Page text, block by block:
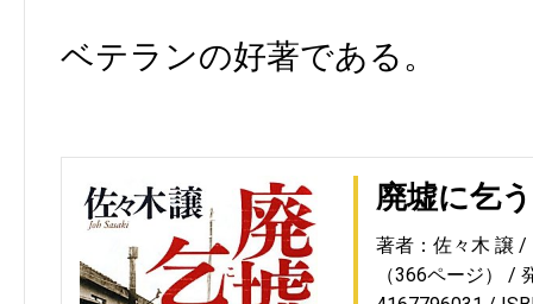
ベテランの好著である。
廃墟に乞う
著者：佐々木 譲
（366ページ）